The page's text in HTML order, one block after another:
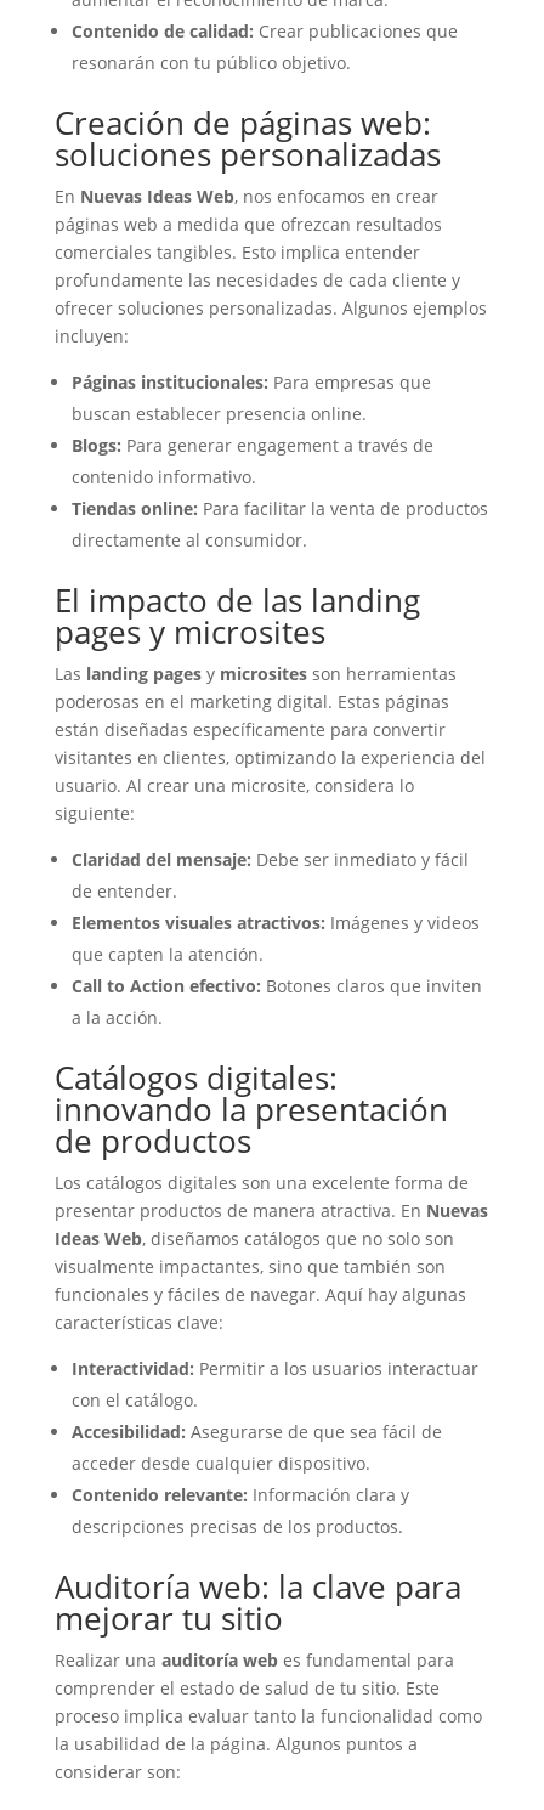
Contenido de calidad: Crear publicaciones que
resonarán con tu público objetivo.
Creación de páginas web:
soluciones personalizadas
En Nuevas Ideas Web, nos enfocamos en crear
páginas web a medida que ofrezcan resultados
comerciales tangibles. Esto implica entender
profundamente las necesidades de cada cliente y
ofrecer soluciones personalizadas. Algunos ejemplos
incluyen:
Páginas institucionales: Para empresas que
buscan establecer presencia online.
Blogs: Para generar engagement a través de
contenido informativo.
Tiendas online: Para facilitar la venta de productos
directamente al consumidor.
El impacto de las landing
pages y microsites
Las landing pagesy micrositesson herramientas
poderosas en el marketing digital. Estas páginas
están diseñadas específicamente para convertir
visitantes en clientes, optimizando la experiencia del
usuario. Al crear una microsite, considera lo
siguiente:
Claridad del mensaje: Debe ser inmediato y fácil
de entender.
Elementos visuales atractivos: Imágenes y videos
que capten la atención.
Call to Action efectivo: Botones claros que inviten
a la acción.
Catálogos digitales:
innovando la presentación
de productos
Los catálogos digitales son una excelente forma de
presentar productos de manera atractiva. En Nuevas
Ideas Web, diseñamos catálogos que no solo son
visualmente impactantes, sino que también son
funcionales y fáciles de navegar. Aquí hay algunas
características clave:
Interactividad: Permitir a los usuarios interactuar
con el catálogo.
Accesibilidad: Asegurarse de que sea fácil de
acceder desde cualquier dispositivo.
Contenido relevante: Información clara y
descripciones precisas de los productos.
Auditoría web: la clave para
mejorar tu sitio
Realizar una auditoría webes fundamental para
comprender el estado de salud de tu sitio. Este
proceso implica evaluar tanto la funcionalidad como
la usabilidad de la página. Algunos puntos a
considerar son: